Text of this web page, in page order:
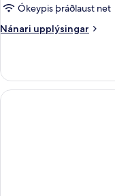
Ókeypis þráðlaust net
Nánari upplýsingar
Nánari